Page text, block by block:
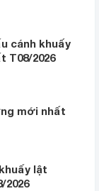
cánh khuấy
T08/2026
mới nhất
lật
2026